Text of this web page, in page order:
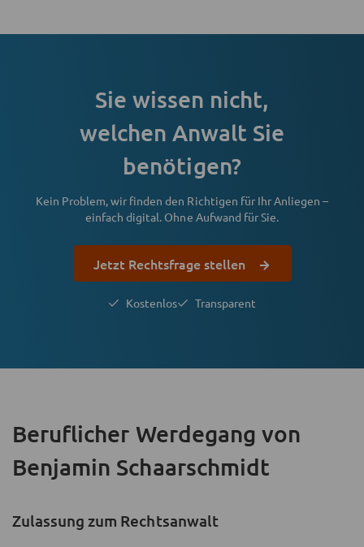
Sie wissen nicht,
welchen Anwalt Sie
benötigen?
Kein Problem, wir finden den Richtigen für Ihr Anliegen –
einfach digital. Ohne Aufwand für Sie.
Jetzt Rechtsfrage stellen
Kostenlos Transparent
Beruflicher Werdegang von
Benjamin Schaarschmidt
Zulassung zum Rechtsanwalt